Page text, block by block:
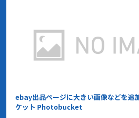
ebay出品ページに大きい画像などを追
ケット Photobucket